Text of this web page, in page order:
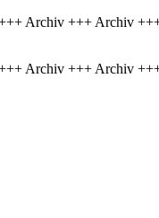
Archiv +++ Archiv
Archiv +++ Archiv